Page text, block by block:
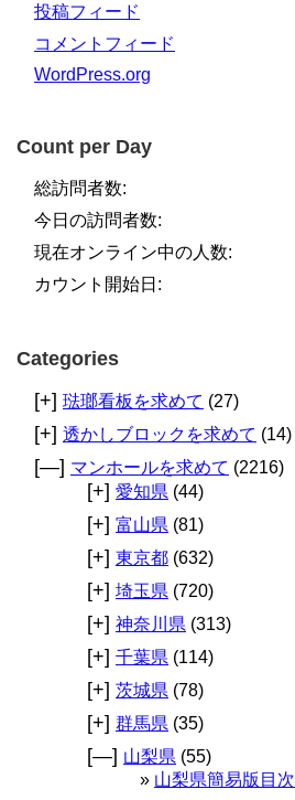
投稿フィード
コメントフィード
WordPress.org
Count per Day
総訪問者数:
今日の訪問者数:
現在オンライン中の人数:
カウント開始日:
Categories
[+] 琺瑯看板を求めて (27)
[+] 透かしブロックを求めて (14)
[—] マンホールを求めて (2216)
[+] 愛知県 (44)
[+] 富山県 (81)
[+] 東京都 (632)
[+] 埼玉県 (720)
[+] 神奈川県 (313)
[+] 千葉県 (114)
[+] 茨城県 (78)
[+] 群馬県 (35)
[—] 山梨県 (55)
山梨県簡易版目次